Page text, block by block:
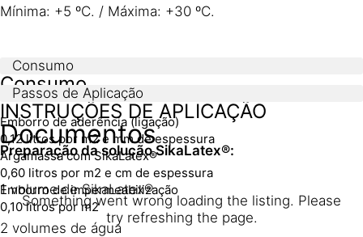
Mínima: +5 ºC. / Máxima: +30 ºC.
Consumo
Consumo
Emborro de aderência (ligação)
0,12 litros por m2 e mm de espessura
Argamassa com SikaLatex®
0,60 litros por m2 e cm de espessura
Emborro de impermeabilização
0,10 litros por m2
Passos de Aplicação
INSTRUÇÕES DE APLICAÇÃO
Preparação da solução SikaLatex®:
1 volume de SikaLatex®
2 volumes de água
Documentos
Something went wrong loading the listing. Please
try refreshing the page.